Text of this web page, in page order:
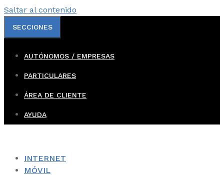
Saltar al contenido
SECCIONES
AUTÓNOMOS / EMPRESAS
PARTICULARES
ÁREA DE CLIENTE
AYUDA
INTERNET
MÓVIL